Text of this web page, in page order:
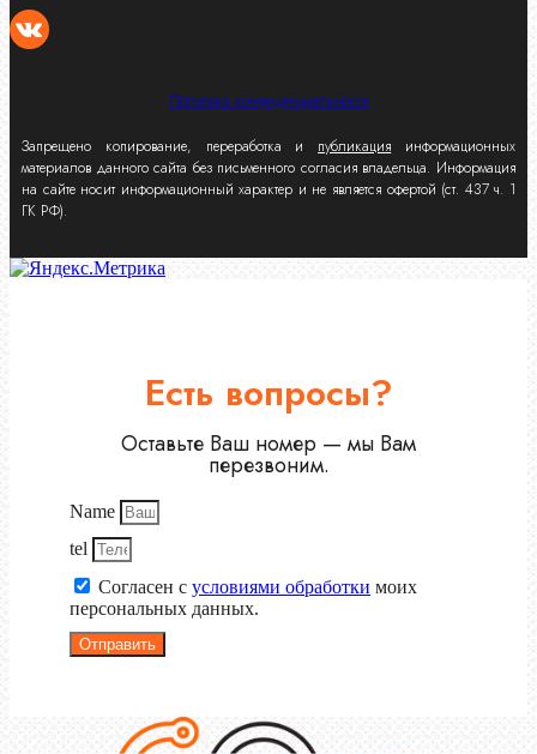
Политика конфиденциальности
Запрещено копирование, переработка и публикация информационных
материалов данного сайта без письменного согласия владельца. Информация
на сайте носит информационный характер и не является офертой (ст. 437 ч. 1
ГК РФ).
Есть вопросы?
Оставьте Ваш номер — мы Вам
перезвоним.
Name
tel
Согласен с условиями обработки моих
персональных данных.
Отправить